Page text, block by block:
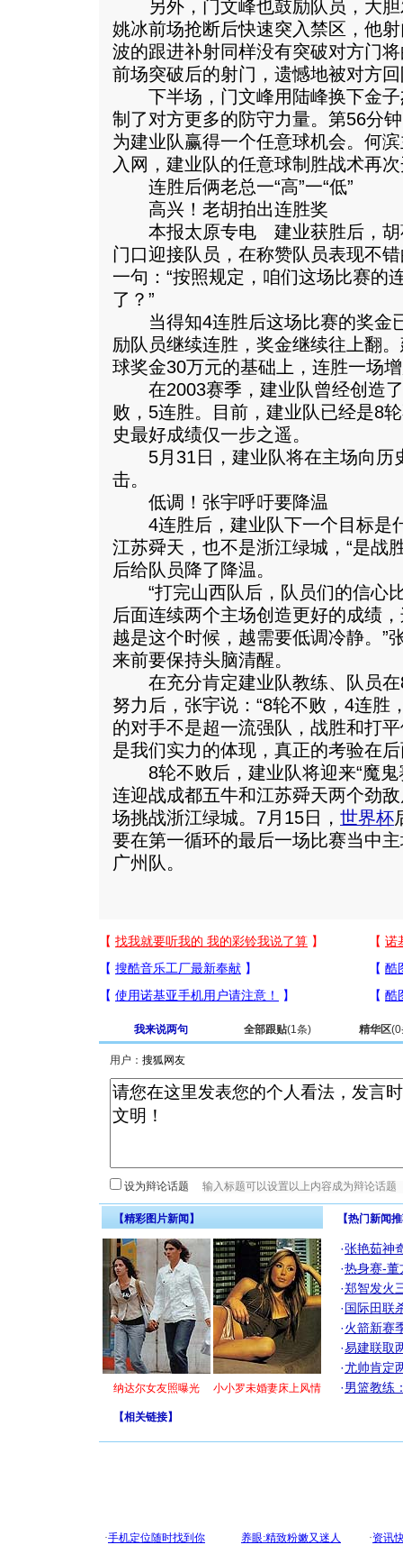
另外，门文峰也鼓励队员，大胆
姚冰前场抢断后快速突入禁区，他
波的跟进补射同样没有突破对方门
前场突破后的射门，遗憾地被对方
下半场，门文峰用陆峰换下金子
制了对方更多的防守力量。第56分
为建业队赢得一个任意球机会。何
入网，建业队的任意球制胜战术再
连胜后俩老总一“高”一“低”
高兴！老胡拍出连胜奖
本报太原专电 建业获胜后，胡
门口迎接队员，在称赞队员表现不
一句：“按照规定，咱们这场比赛的
了？”
当得知4连胜后这场比赛的奖金
励队员继续连胜，奖金继续往上翻
球奖金30万元的基础上，连胜一场
在2003赛季，建业队曾经创造了
败，5连胜。目前，建业队已经是8
史最好成绩仅一步之遥。
5月31日，建业队将在主场向历
击。
低调！张宇呼吁要降温
4连胜后，建业队下一个目标是
江苏舜天，也不是浙江绿城，“是战
后给队员降了降温。
“打完山西队后，队员们的信心
后面连续两个主场创造更好的成绩
越是这个时候，越需要低调冷静。”
来前要保持头脑清醒。
在充分肯定建业队教练、队员在
努力后，张宇说：“8轮不败，4连胜
的对手不是超一流强队，战胜和打
是我们实力的体现，真正的考验在后
8轮不败后，建业队将迎来“魔鬼
连迎战成都五牛和江苏舜天两个劲
场挑战浙江绿城。7月15日， 世界杯
要在第一循环的最后一场比赛当中
广州队。
我来说两句 全部跟贴(1条) 精华区(0
用户：
设为辩论话题
【精彩图片新闻】
纳达尔女友照曝光 小小罗未婚妻床上风情
【热门新闻
·张艳茹神
·热身赛-董
·郑智发火
·国际田联
·火箭新赛
·易建联取
·尤帅肯定
·男篮教练
【相关链接】